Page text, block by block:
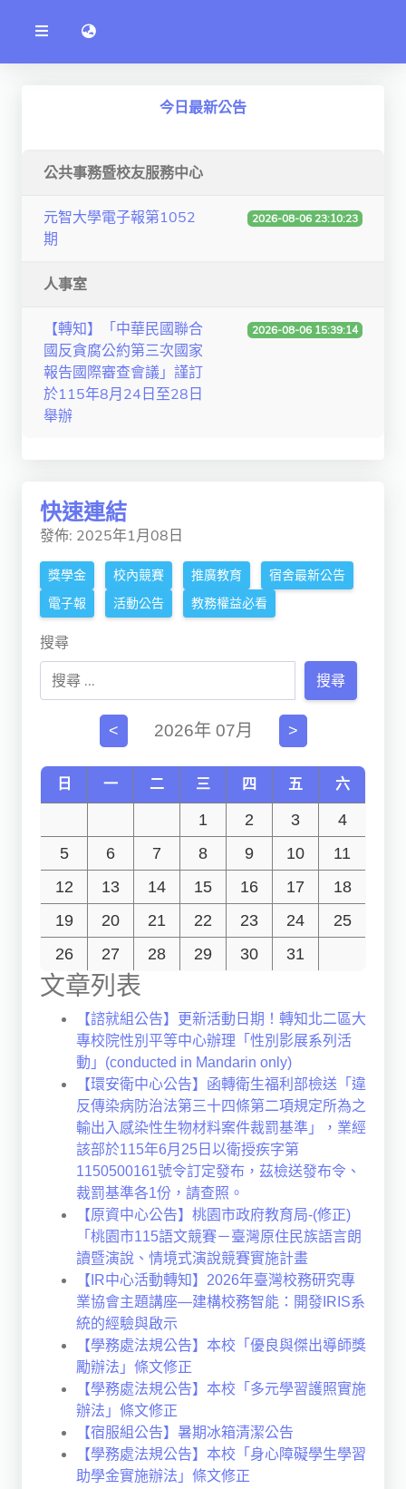
公
告
系
資訊學院
人文社社會學院
電機通訊學院
研究中心
通識教學部
獨立學術單位
語言切換 language switch
今日最新公告
公共事務暨校友服務中心
元智大學電子報第1052
期
2026-08-06 23:10:23
人事室
【轉知】「中華民國聯合
國反貪腐公約第三次國家
報告國際審查會議」謹訂
於115年8月24日至28日
舉辦
2026-08-06 15:39:14
快速連結
發佈: 2025年1月08日
獎學金 校內競賽 推廣教育
宿舍最新公告
電子報
活動公告 教務權益必看
搜尋
搜尋
< 2026年 07月 >
日 一 二 三 四 五 六
1 2 3
4
5
6 7 8 9 10
11
12
13 14 15 16 17
18
19
20 21 22 23 24
25
26
27 28 29 30 31
文章列表
【諮就組公告】更新活動日期！轉知北二區大
專校院性別平等中心辦理「性別影展系列活
動」(conducted in Mandarin only)
【環安衛中心公告】函轉衛生福利部檢送「違
反傳染病防治法第三十四條第二項規定所為之
輸出入感染性生物材料案件裁罰基準」，業經
該部於115年6月25日以衛授疾字第
1150500161號令訂定發布，茲檢送發布令、
裁罰基準各1份，請查照。
【原資中心公告】桃園市政府教育局-(修正)
「桃園市115語文競賽－臺灣原住民族語言朗
讀暨演說、情境式演說競賽實施計畫
【IR中心活動轉知】2026年臺灣校務研究專
業協會主題講座—建構校務智能：開發IRIS系
統的經驗與啟示
【學務處法規公告】本校「優良與傑出導師獎
勵辦法」條文修正
【學務處法規公告】本校「多元學習護照實施
辦法」條文修正
【宿服組公告】暑期冰箱清潔公告
【學務處法規公告】本校「身心障礙學生學習
助學金實施辦法」條文修正